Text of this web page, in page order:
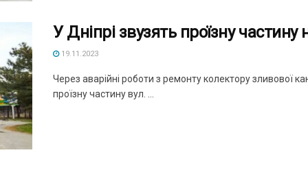
У Дніпрі звузять проїзну
19.11.2023
Через аварійні роботи з ремонту колектору зливової
проїзну частину вул. ...